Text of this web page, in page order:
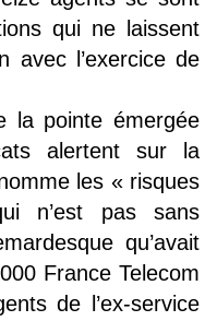
qui ne laissent
avec l’exercice de
la pointe émergée
alertent sur la
les « risques
n’est pas sans
qu’avait
France Telecom
de l’ex-service